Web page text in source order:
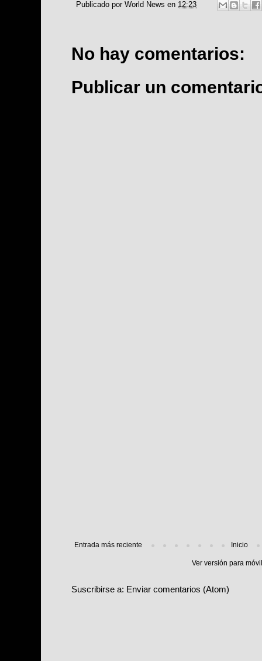
Publicado por World News en 12:23
No hay comentarios:
Publicar un
Entrada más reciente Inicio
Ver versión para
Suscribirse a: Enviar comentarios (Atom)